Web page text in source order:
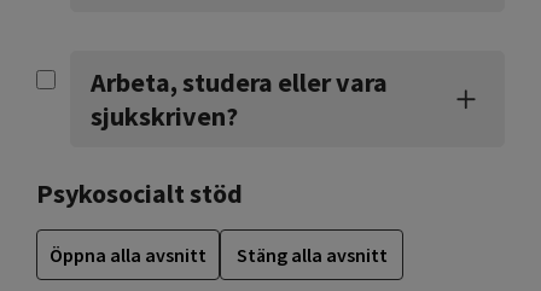
Arbeta, studera eller vara
sjukskriven?
Psykosocialt stöd
Öppna alla avsnitt Stäng alla avsnitt